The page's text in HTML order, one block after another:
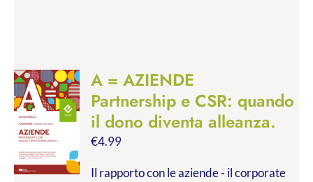
A = AZIENDE
Partnership e CSR: quando
il dono diventa alleanza.
€4.99
Il rapporto con le aziende - il corporate